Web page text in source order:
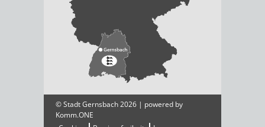
© Stadt Gernsbach 2026 | powered by
Komm.ONE